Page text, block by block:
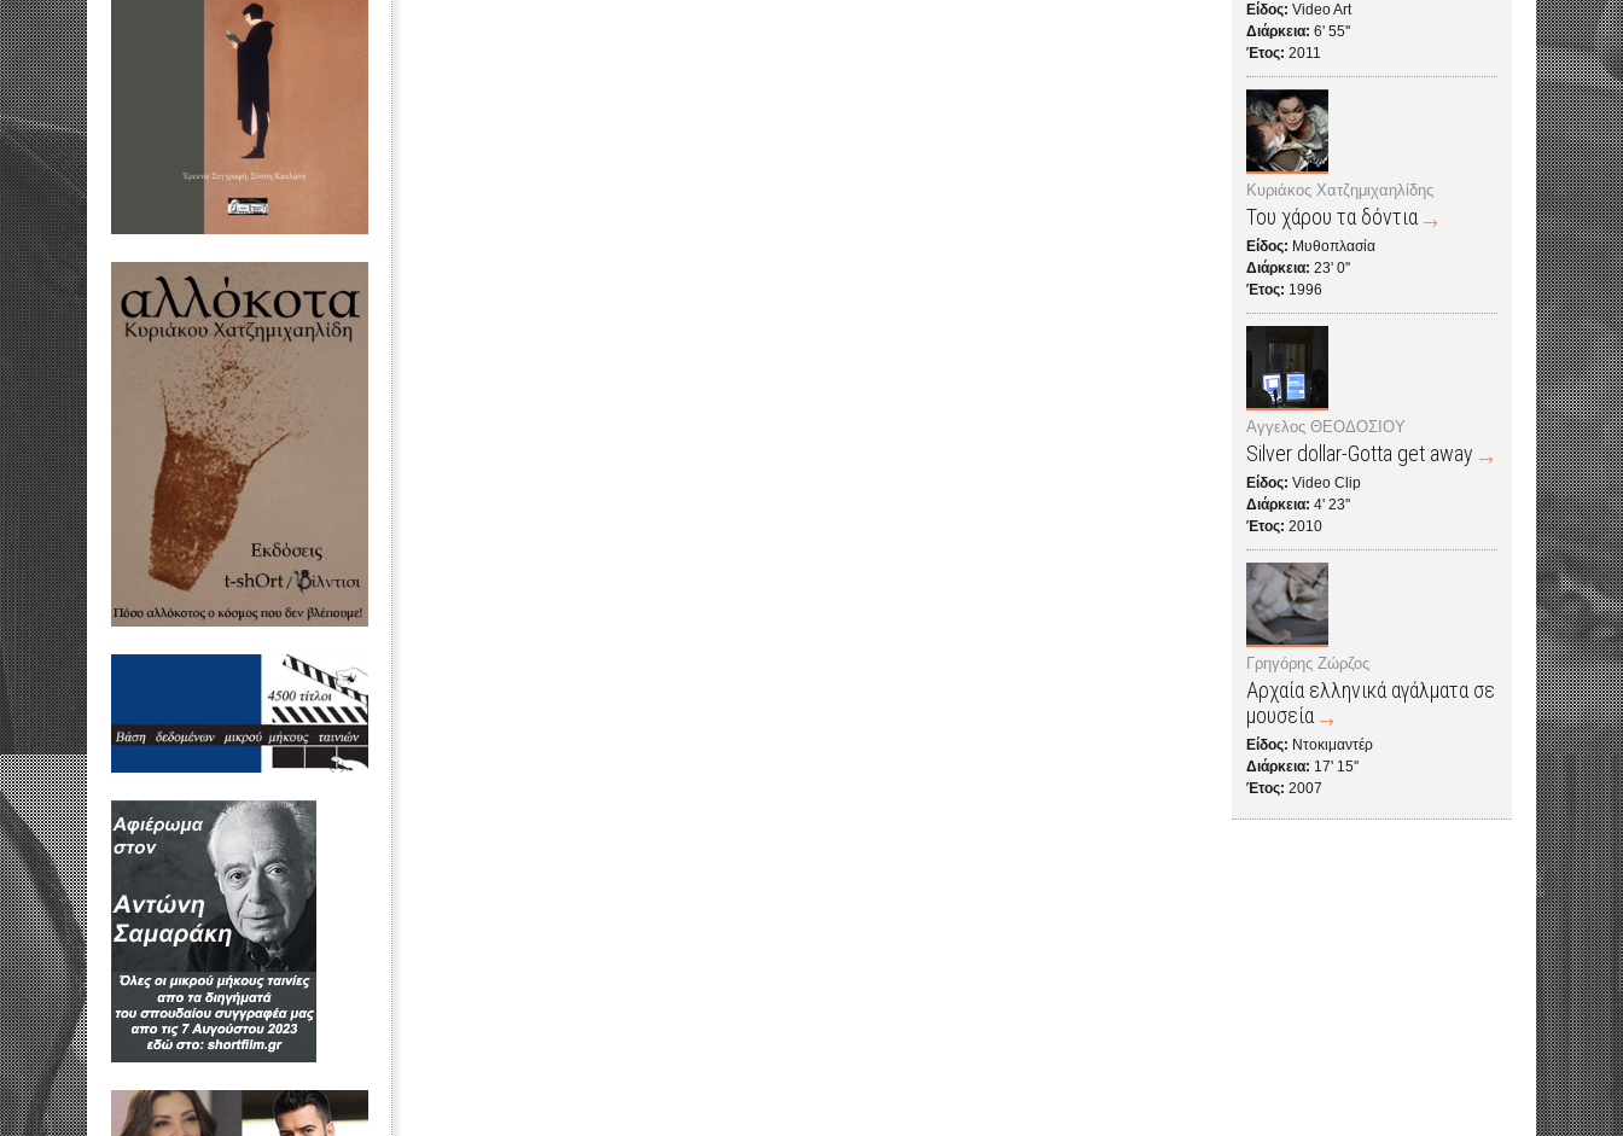
Είδος: Video Art
Διάρκεια: 6' 55''
Έτος: 2011
Κυριάκος Χατζημιχαηλίδης
Του χάρου τα δόντια
Είδος: Μυθοπλασία
Διάρκεια: 23' 0''
Έτος: 1996
Αγγελος ΘΕΟΔΟΣΙΟΥ
Silver dollar-Gotta get away
Είδος: Video Clip
Διάρκεια: 4' 23''
Έτος: 2010
Γρηγόρης Ζώρζος
Αρχαία ελληνικά αγάλματα σε
μουσεία
Είδος: Ντοκιμαντέρ
Διάρκεια: 17' 15''
Έτος: 2007